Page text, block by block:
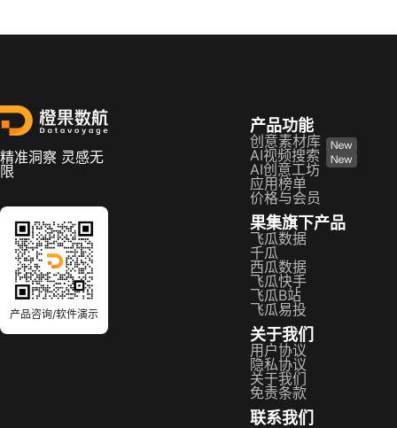
精准洞察 灵感无
限
产品咨询/软件演示
产品功能
创意素材库
AI视频搜索
AI创意工坊
应用榜单
价格与会员
果集旗下产品
飞瓜数据
千瓜
西瓜数据
飞瓜快手
飞瓜B站
飞瓜易投
关于我们
用户协议
隐私协议
关于我们
免责条款
联系我们